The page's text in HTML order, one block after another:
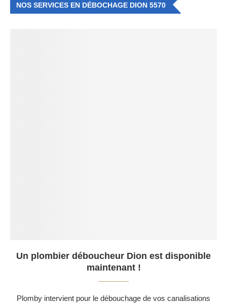
NOS SERVICES EN DÉBOCHAGE DION 5570
Un plombier déboucheur Dion est disponible
maintenant !
Plomby intervient pour le débouchage de vos canalisations